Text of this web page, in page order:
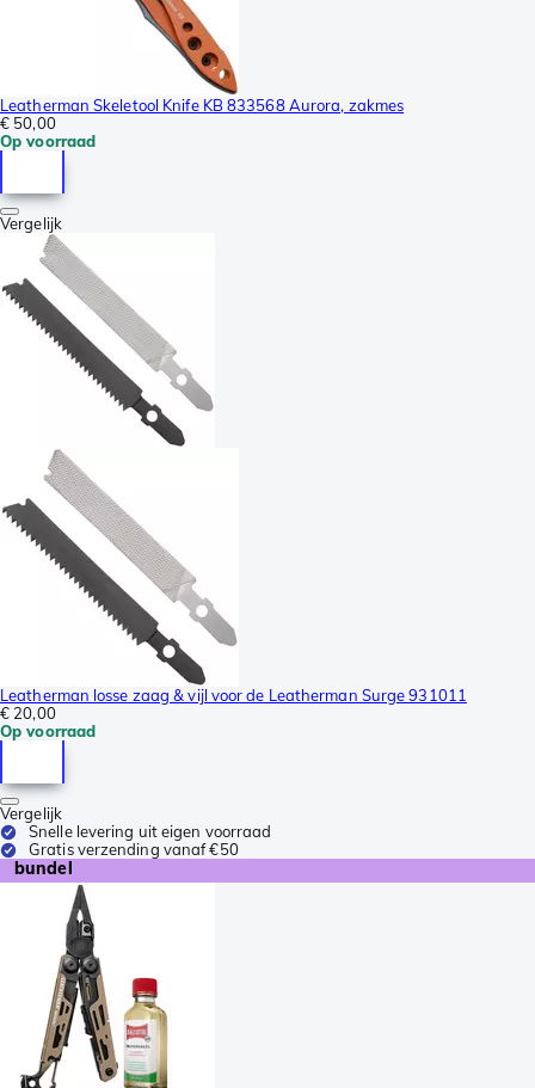
Leatherman Skeletool Knife KB 833568 Aurora, zakmes
€ 50,00
Op voorraad
Vergelijk
Leatherman losse zaag & vijl voor de Leatherman Surge 931011
€ 20,00
Op voorraad
Vergelijk
Snelle levering uit eigen voorraad
Gratis verzending vanaf €50
bundel